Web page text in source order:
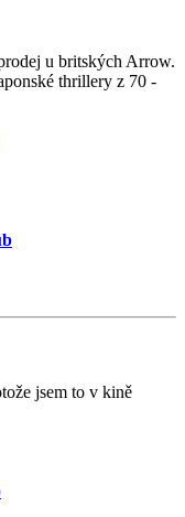
u britských Arrow.
thrillery z 70 -
jsem to v kině